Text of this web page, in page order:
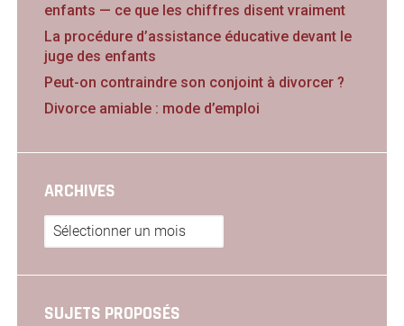
enfants — ce que les chiffres disent vraiment
La procédure d’assistance éducative devant le
juge des enfants
Peut-on contraindre son conjoint à divorcer ?
Divorce amiable : mode d’emploi
ARCHIVES
Archives
SUJETS PROPOSÉS